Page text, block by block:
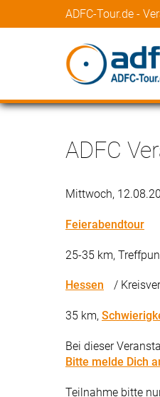
ADFC-Tour.de -
ADFC
Mittwoch,
Feierabendtour
25-35 km,
Hessen /
35 km,
Bei dieser
Bitte melde Dich
Teilnahme bitte